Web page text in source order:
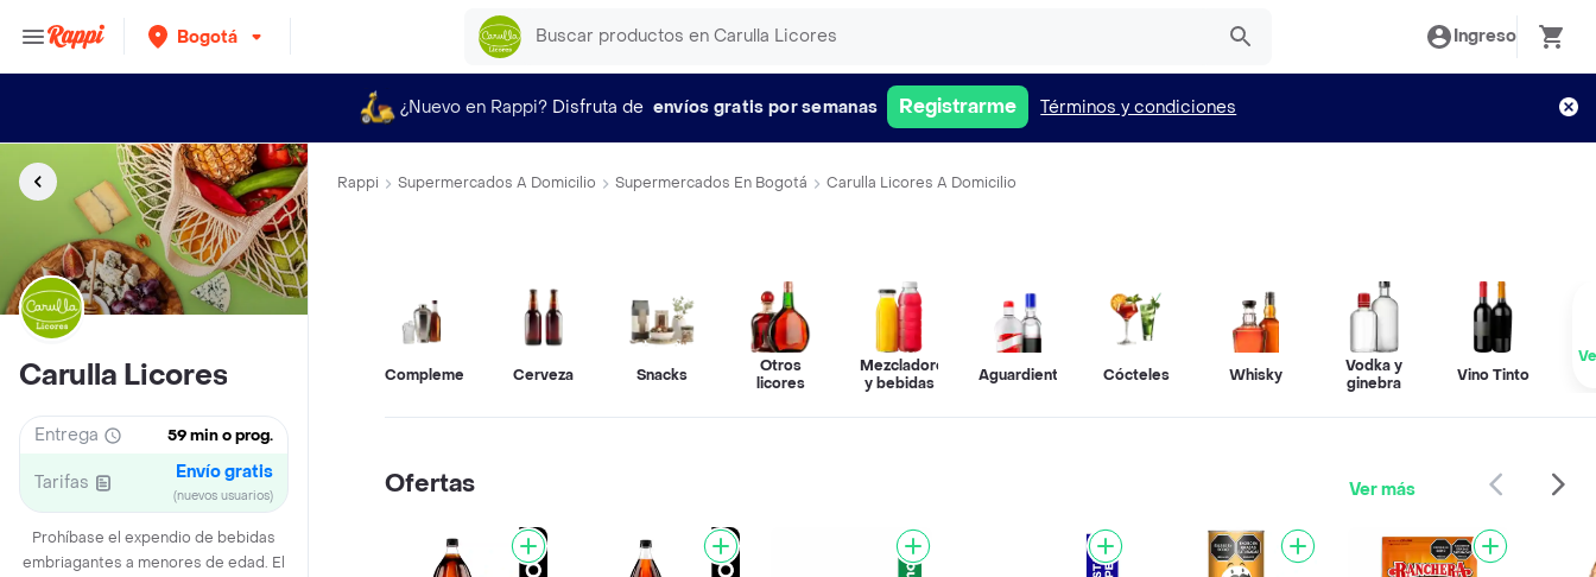
Bogotá Ingreso
¿Nuevo en Rappi? Disfruta de envíos gratis por semanas Registrarme Términos y condiciones
Carulla Licores
Entrega 59 min o prog.
Tarifas Envío gratis
(nuevos usuarios)
Prohíbase el expendio de bebidas
embriagantes a menores de edad. El
Rappi Supermercados A Domicilio Supermercados En Bogotá Carulla Licores A Domicilio
Complementos Cerveza Snacks
Otros
licores
Mezcladores
y bebidas
Aguardiente Cócteles Whisky
Vodka y
ginebra
Vino Tinto
Ofertas Ver más